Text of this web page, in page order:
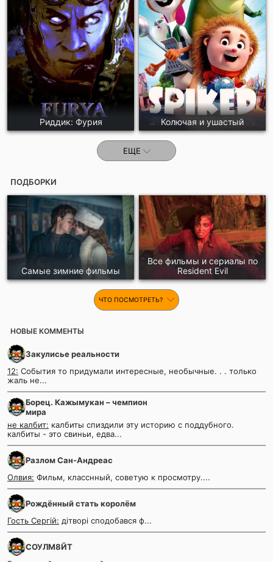
Риддик: Фурия Колючая и ушастый
ЕЩЕ
ПОДБОРКИ
Самые зимние фильмы
Все фильмы и сериалы по
Resident Evil
ЧТО ПОСМОТРЕТЬ?
НОВЫЕ КОММЕНТЫ
Закулисье реальности
12: События то придумали интересные, необычные. . . только
жаль не...
Борец. Кажымукан – чемпион
мира
не калбит: калбиты спиздили эту историю с поддубного.
калбиты - это свиньи, едва...
Разлом Сан-Андреас
Олвия: Фильм, класснный, советую к просмотру....
Рождённый стать королём
Гость Сергій: дітворі сподобався ф...
СОУЛМ8ЙТ